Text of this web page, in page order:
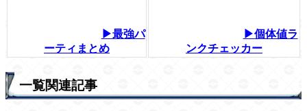
▶最強パ
ーティまとめ
▶個体値ラ
ンクチェッカー
一覧関連記事